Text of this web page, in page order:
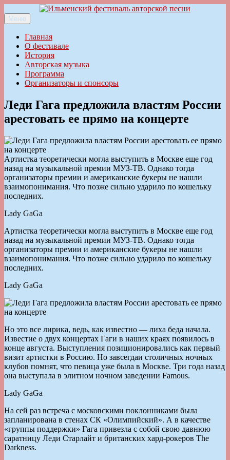
к
содержимому
Ильменский фестиваль авторской песни
Меню
Главная
О фестивале
История
Авторская музыка
Программа
Организаторы и спонсоры
Леди Гага предложила властям России
арестовать ее прямо на концерте
Артистка теоретически могла выступить в Москве еще год
назад на музыкальной премии МУЗ-ТВ. Однако тогда
организаторы премии и американские букеры не нашли
взаимопонимания. Что позже сильно ударило по кошельку
последних.
Lady GaGa
Артистка теоретически могла выступить в Москве еще год
назад на музыкальной премии МУЗ-ТВ. Однако тогда
организаторы премии и американские букеры не нашли
взаимопонимания. Что позже сильно ударило по кошельку
последних.
Lady GaGa
Но это все лирика, ведь, как известно — лиха беда начала.
Известие о двух концертах Гаги в наших краях появилось в
конце августа. Выступления позиционировались как первый
визит артистки в Россию. Но завсегдаи столичных ночных
клубов помнят, что певица уже была в Москве. Три года назад
она выступала в элитном ночном заведении Famous.
Lady GaGa
На сей раз встреча с московскими поклонниками была
запланирована в стенах СК «Олимпийский». А в качестве
«группы поддержки» Гага привезла с собой свою давнюю
саратницу Леди Старлайт и британских хард-рокеров The
Darkness.